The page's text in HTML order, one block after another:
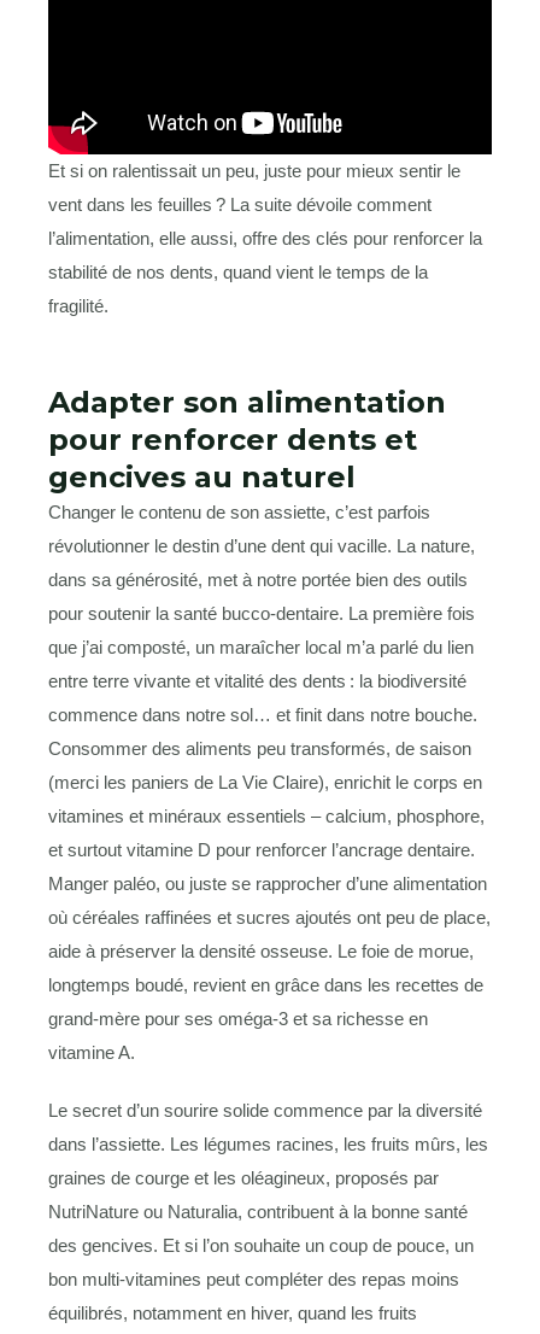
Et si on ralentissait un peu, juste pour mieux sentir le
vent dans les feuilles ? La suite dévoile comment
l’alimentation, elle aussi, offre des clés pour renforcer la
stabilité de nos dents, quand vient le temps de la
fragilité.
Adapter son alimentation
pour renforcer dents et
gencives au naturel
Changer le contenu de son assiette, c’est parfois
révolutionner le destin d’une dent qui vacille. La nature,
dans sa générosité, met à notre portée bien des outils
pour soutenir la santé bucco-dentaire. La première fois
que j’ai composté, un maraîcher local m’a parlé du lien
entre terre vivante et vitalité des dents : la biodiversité
commence dans notre sol… et finit dans notre bouche.
Consommer des aliments peu transformés, de saison
(merci les paniers de La Vie Claire), enrichit le corps en
vitamines et minéraux essentiels – calcium, phosphore,
et surtout vitamine D pour renforcer l’ancrage dentaire.
Manger paléo, ou juste se rapprocher d’une alimentation
où céréales raffinées et sucres ajoutés ont peu de place,
aide à préserver la densité osseuse. Le foie de morue,
longtemps boudé, revient en grâce dans les recettes de
grand-mère pour ses oméga-3 et sa richesse en
vitamine A.
Le secret d’un sourire solide commence par la diversité
dans l’assiette. Les légumes racines, les fruits mûrs, les
graines de courge et les oléagineux, proposés par
NutriNature ou Naturalia, contribuent à la bonne santé
des gencives. Et si l’on souhaite un coup de pouce, un
bon multi-vitamines peut compléter des repas moins
équilibrés, notamment en hiver, quand les fruits